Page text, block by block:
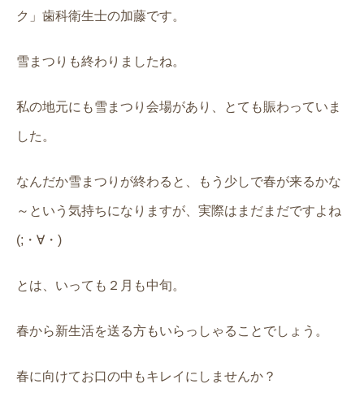
ク」歯科衛生士の加藤です。
雪まつりも終わりましたね。
私の地元にも雪まつり会場があり、とても賑わっていま
した。
なんだか雪まつりが終わると、もう少しで春が来るかな
～という気持ちになりますが、実際はまだまだですよね
(;・∀・)
とは、いっても２月も中旬。
春から新生活を送る方もいらっしゃることでしょう。
春に向けてお口の中もキレイにしませんか？